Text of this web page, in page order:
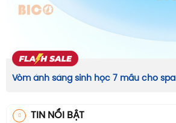
Vòm ánh sáng sinh học 7 mầu cho spa
TIN NỔI BẬT